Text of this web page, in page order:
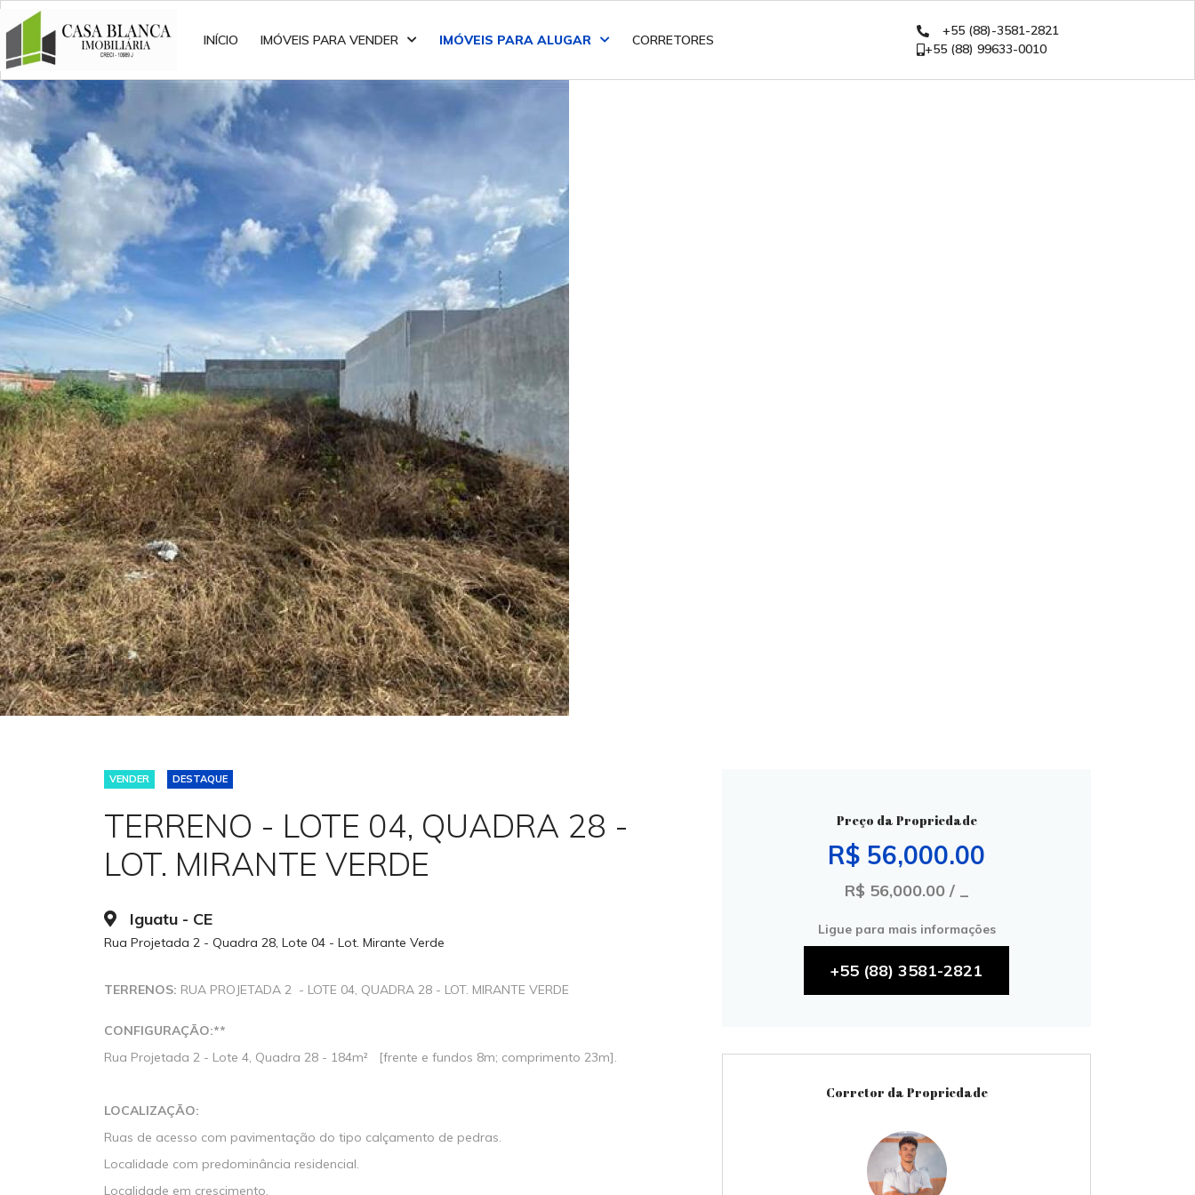
INÍCIO IMÓVEIS PARA VENDER IMÓVEIS PARA ALUGAR CORRETORES
+55 (88)-3581-2821
+55 (88) 99633-0010
VENDER DESTAQUE
TERRENO - LOTE 04, QUADRA 28 -
LOT. MIRANTE VERDE
Iguatu - CE
Rua Projetada 2 - Quadra 28, Lote 04 - Lot. Mirante Verde
TERRENOS: RUA PROJETADA 2 - LOTE 04, QUADRA 28 - LOT. MIRANTE VERDE
CONFIGURAÇÃO:**
Rua Projetada 2 - Lote 4, Quadra 28 - 184m² [frente e fundos 8m; comprimento 23m].
LOCALIZAÇÃO:
Ruas de acesso com pavimentação do tipo calçamento de pedras.
Localidade com predominância residencial.
Localidade em crescimento.
Preço da Propriedade
R$ 56,000.00
R$ 56,000.00 / _
Ligue para mais informações
+55 (88) 3581-2821
Corretor da Propriedade